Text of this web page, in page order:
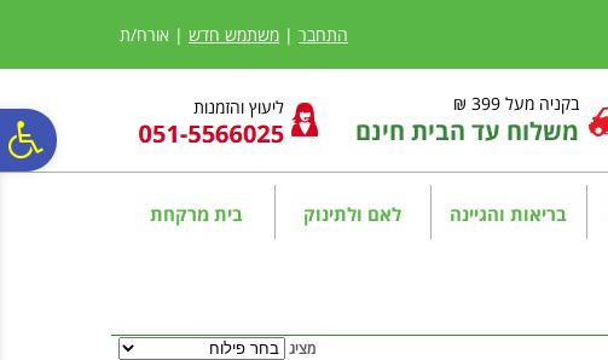
נגישות
אתר
המרכזי התחבר | משתמש חדש | אורח/ת
בקניה מעל 399 ₪
משלוח עד הבית חינם
ליעוץ והזמנות
בריאות והגיינה לאם ולתינוק בית מרקחת
מציג